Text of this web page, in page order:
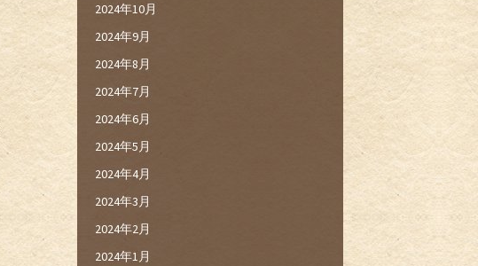
2024年10月
2024年9月
2024年8月
2024年7月
2024年6月
2024年5月
2024年4月
2024年3月
2024年2月
2024年1月